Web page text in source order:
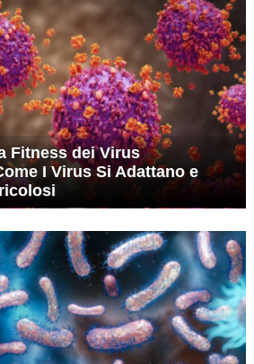
Fitness dei Virus
I Virus Si Adattano e